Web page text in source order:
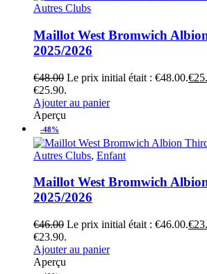
Autres Clubs
Maillot West Bromwich
2025/2026
€48.00 Le prix initial était : €48.00.€
€25.90.
Ajouter au panier
Aperçu
-48%
Autres Clubs, Enfant
Maillot West Bromwich
2025/2026
€46.00 Le prix initial était : €46.00.€
€23.90.
Ajouter au panier
Aperçu